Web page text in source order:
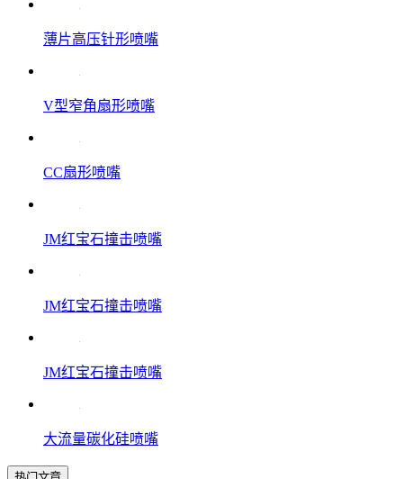
薄片高压针形喷嘴
V型窄角扇形喷嘴
CC扇形喷嘴
JM红宝石撞击喷嘴
JM红宝石撞击喷嘴
JM红宝石撞击喷嘴
大流量碳化硅喷嘴